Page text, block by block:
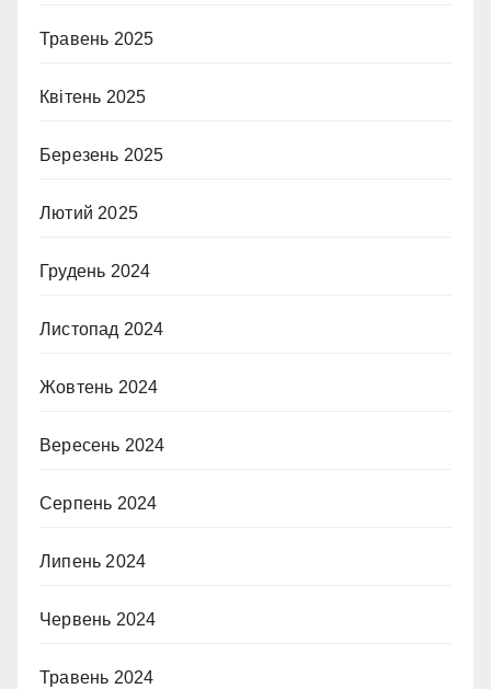
Травень 2025
Квітень 2025
Березень 2025
Лютий 2025
Грудень 2024
Листопад 2024
Жовтень 2024
Вересень 2024
Серпень 2024
Липень 2024
Червень 2024
Травень 2024